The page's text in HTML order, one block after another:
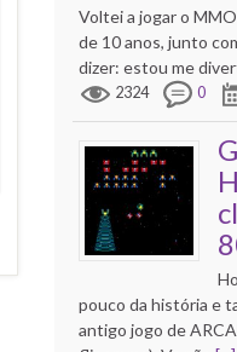
Voltei a jogar o
de 10 anos, junto
dizer: estou me
2324 0
pouco da história e
antigo jogo de